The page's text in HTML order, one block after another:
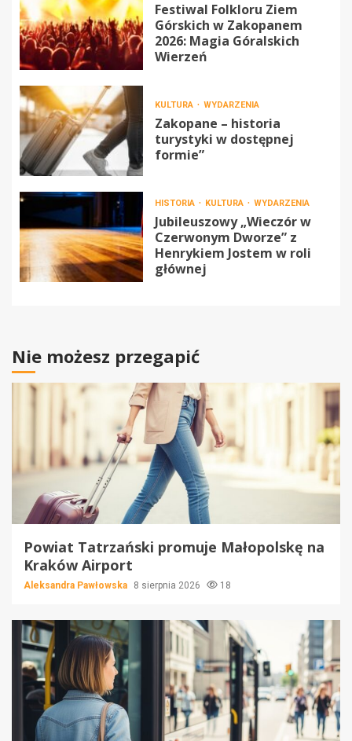
Festiwal Folkloru Ziem
Górskich w Zakopanem
2026: Magia Góralskich
Wierzeń
KULTURA WYDARZENIA
Zakopane – historia
turystyki w dostępnej
formie”
HISTORIA KULTURA WYDARZENIA
Jubileuszowy „Wieczór w
Czerwonym Dworze” z
Henrykiem Jostem w roli
głównej
Nie możesz przegapić
Powiat Tatrzański promuje Małopolskę na
Kraków Airport
Aleksandra Pawłowska 8 sierpnia 2026 18